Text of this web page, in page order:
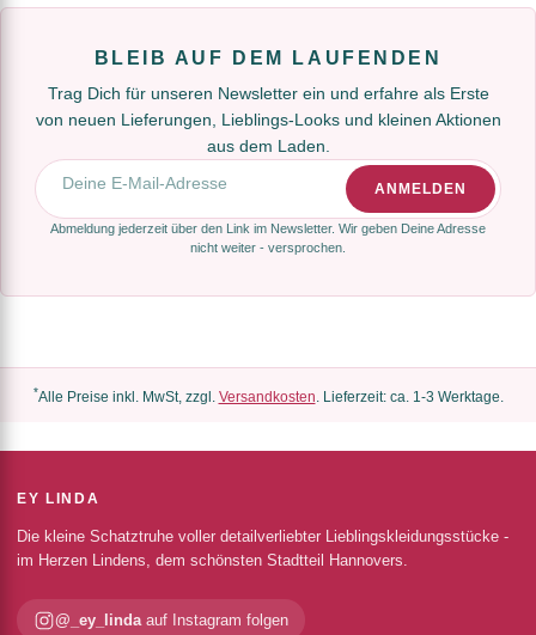
BLEIB AUF DEM LAUFENDEN
Trag Dich für unseren Newsletter ein und erfahre als Erste
von neuen Lieferungen, Lieblings-Looks und kleinen Aktionen
aus dem Laden.
E-Mail-Adresse
ANMELDEN
Abmeldung jederzeit über den Link im Newsletter. Wir geben Deine Adresse
nicht weiter - versprochen.
*Alle Preise inkl. MwSt, zzgl. Versandkosten. Lieferzeit: ca. 1-3 Werktage.
EY LINDA
Die kleine Schatztruhe voller detailverliebter Lieblingskleidungsstücke -
im Herzen Lindens, dem schönsten Stadtteil Hannovers.
@_ey_lindaauf Instagram folgen